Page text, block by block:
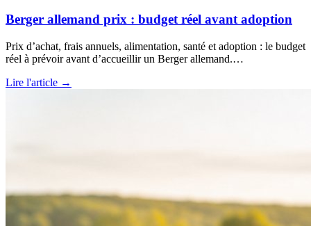
Berger allemand prix : budget réel avant adoption
Prix d’achat, frais annuels, alimentation, santé et adoption : le budget
réel à prévoir avant d’accueillir un Berger allemand.…
Lire l'article →